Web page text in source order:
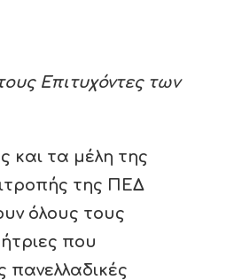
Επιτυχόντες των
και τα μέλη της
της ΠΕΔ
όλους τους
που
πανελλαδικές